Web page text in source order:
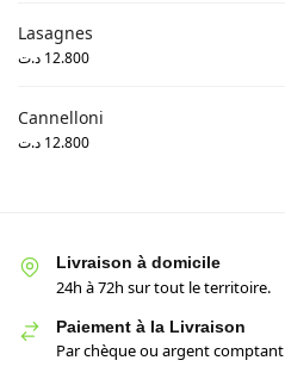
Lasagnes
12.800 د.ت
Cannelloni
12.800 د.ت
Livraison à domicile
24h à 72h sur tout le territoire.
Paiement à la Livraison
Par chèque ou argent comptant